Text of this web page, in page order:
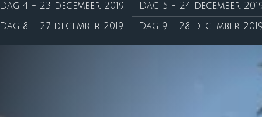
Dag 4 - 23 december 2019
Dag 5 - 24 december
Dag 8 - 27 december 2019
Dag 9 - 28 december 2019